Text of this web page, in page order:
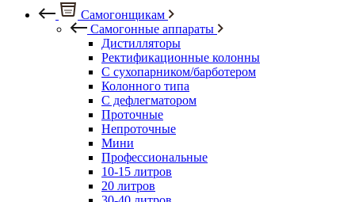
Самогонщикам
Самогонные аппараты
Дистилляторы
Ректификационные колонны
С сухопарником/барботером
Колонного типа
С дефлегматором
Проточные
Непроточные
Мини
Профессиональные
10-15 литров
20 литров